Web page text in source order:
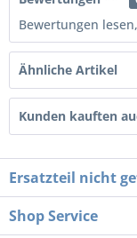
Bewertungen
Ähnliche Artikel
Kunden kauften
Ersatzteil nicht
Shop Service